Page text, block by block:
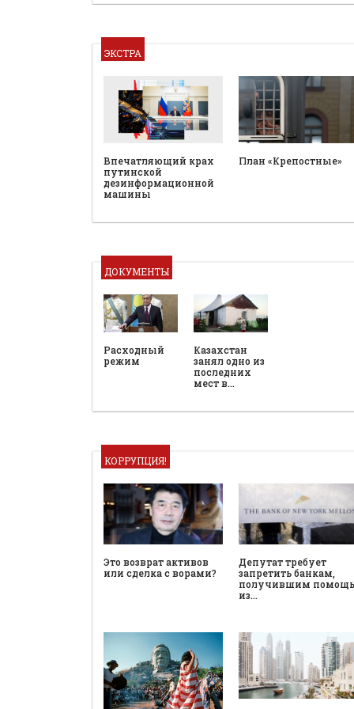
ЭКСТРА
Впечатляющий крах
путинской
дезинформационной
машины
План «Крепостные»
ДОКУМЕНТЫ
Расходный
режим
Казахстан
занял одно из
последних
мест в…
КОРРУПЦИЯ!
Это возврат активов
или сделка с ворами?
Депутат требует
запретить банкам,
получившим помощь
из…